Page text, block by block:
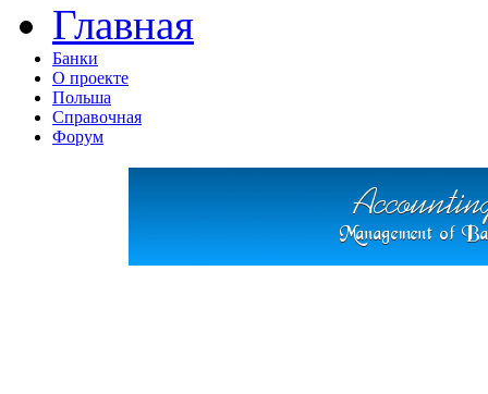
Главная
Банки
О проекте
Польша
Справочная
Форум